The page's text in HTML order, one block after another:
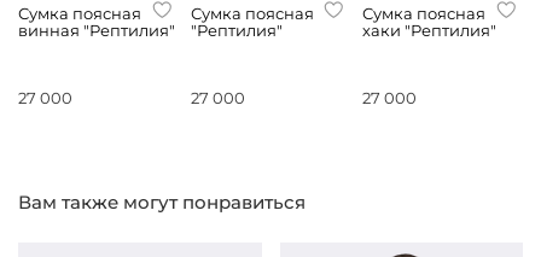
Сумка поясная
винная "Рептилия"
27 000
Сумка поясная
"Рептилия"
27 000
Сумка поясная
хаки "Рептилия"
27 000
Вам также могут понравиться